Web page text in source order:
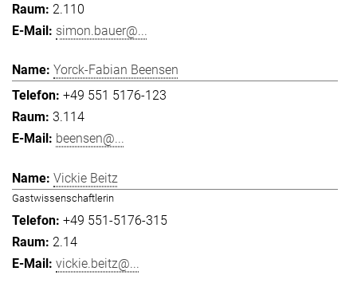
2.110
simon.bauer@...
Yorck-Fabian Beensen
+49 551 5176-123
3.114
beensen@...
Vickie Beitz
Gastwissenschaftlerin
+49 551-5176-315
2.14
vickie.beitz@...